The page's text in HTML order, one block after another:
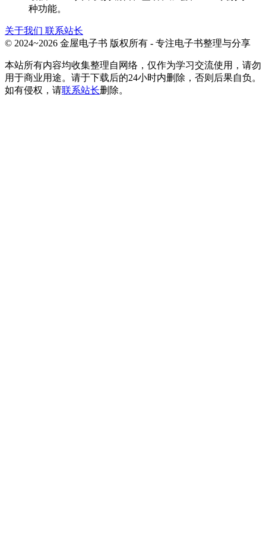
种功能。
关于我们 联系站长
© 2024~2026 金屋电子书 版权所有 - 专注电子书整理与分享
本站所有内容均收集整理自网络，仅作为学习交流使用，请勿
用于商业用途。请于下载后的24小时内删除，否则后果自负。
如有侵权，请联系站长删除。